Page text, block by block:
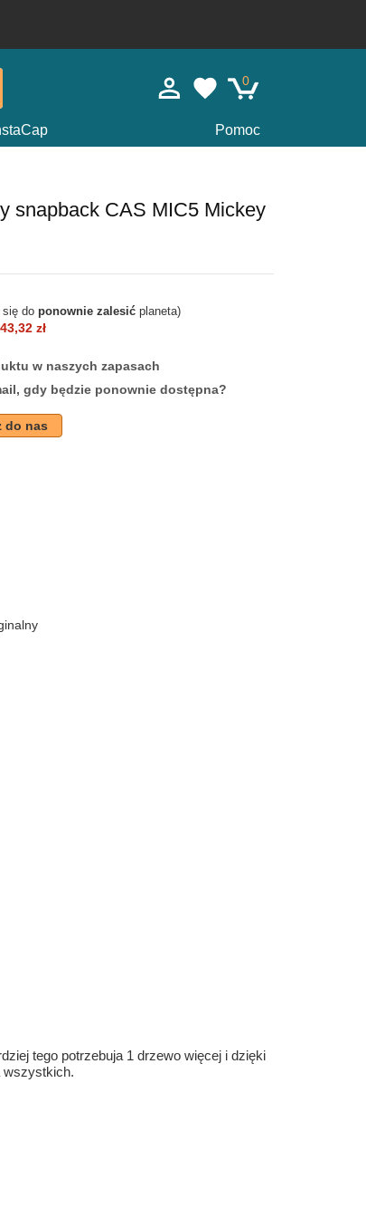
0
Pomoc
snapback CAS MIC5 Mickey
do ponownie zalesić planeta)
43,32 zł
w naszych zapasach
gdy będzie ponownie dostępna?
do nas
tego potrzebuja 1 drzewo więcej i dzięki
wszystkich.